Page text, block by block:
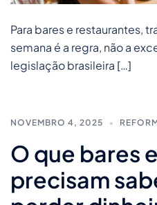
Para bares e restaurantes,
semana é a regra, não a
legislação brasileira […]
NOVEMBRO 4, 2025
O que bares
precisam